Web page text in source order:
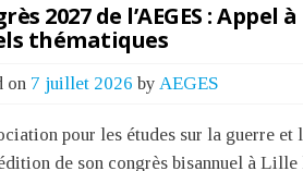
2027 de l’AEGES :
thématiques
on 7 juillet 2026 byAEGES
pour les études sur la guerre
de son congrès bisannuel à